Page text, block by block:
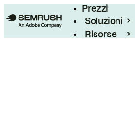
Prezzi
Soluzioni
Risorse